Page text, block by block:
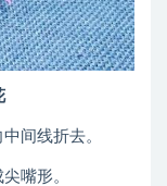
间线折去。
嘴形。